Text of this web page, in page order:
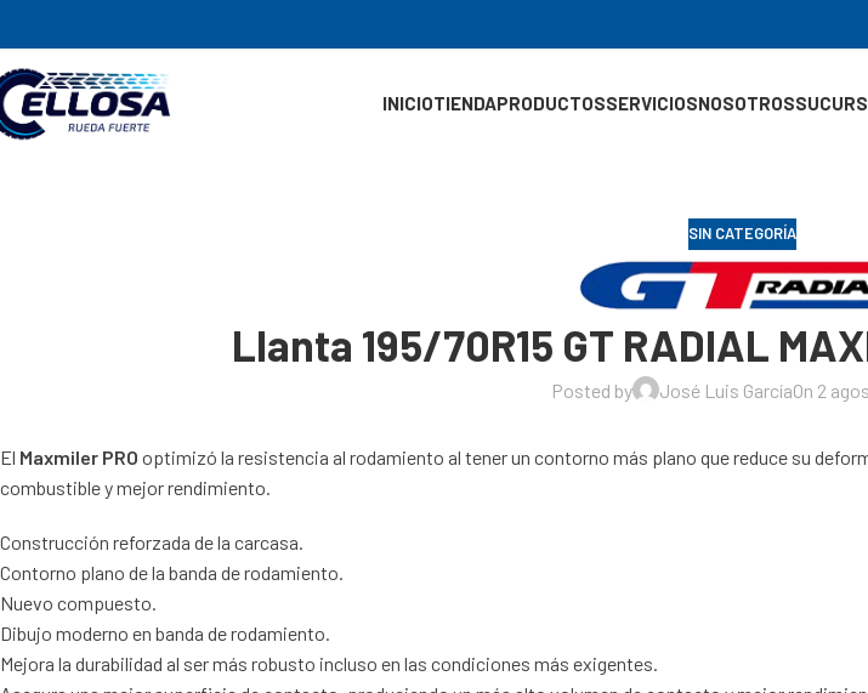
INICIOTIENDAPRODUCTOSSERVICIOSNOSOTROS
SIN CATEGORÍA
Llanta 195/70R15 GT RADIAL
Posted by José Luis GarcíaOn 2
El Maxmiler PRO optimizó la resistencia al rodamiento al tener un contorno más plano que reduce su
combustible y mejor rendimiento.
Construcción reforzada de la carcasa.
Contorno plano de la banda de rodamiento.
Nuevo compuesto.
Dibujo moderno en banda de rodamiento.
Mejora la durabilidad al ser más robusto incluso en las condiciones más exigentes.